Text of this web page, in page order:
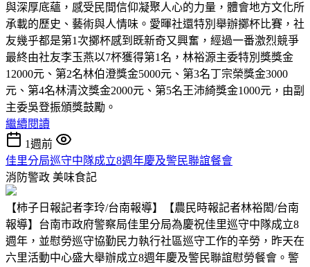
與深厚底蘊，感受民間信仰凝聚人心的力量，體會地方文化所
承載的歷史、藝術與人情味。愛暉社還特別舉辦擲杯比賽，社
友幾乎都是第1次擲杯感到既新奇又興奮，經過一番激烈競爭
最終由社友李玉燕以7杯獲得第1名，林裕源主委特別獎獎金
12000元、第2名林伯澄獎金5000元、第3名丁宗榮獎金3000
元、第4名林清汶獎金2000元、第5名王沛綺獎金1000元，由副
主委吳登振頒獎鼓勵。
繼續閱讀
1週前
佳里分局巡守中隊成立8週年慶及警民聯誼餐會
消防警政 美味食記
【柿子日報記者李玲/台南報導】【農民時報記者林裕閎/台南
報導】台南市政府警察局佳里分局為慶祝佳里巡守中隊成立8
週年，並慰勞巡守協勤民力執行社區巡守工作的辛勞，昨天在
六里活動中心盛大舉辦成立8週年慶及警民聯誼慰勞餐會。警